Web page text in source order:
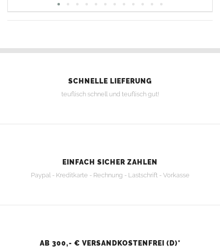
SCHNELLE LIEFERUNG
teuflisch schnell und teuflisch gut!
EINFACH SICHER ZAHLEN
Paypal - Kreditkarte - Rechnung - Lastschrift - Vorkasse
AB 300,- € VERSANDKOSTENFREI (D)*